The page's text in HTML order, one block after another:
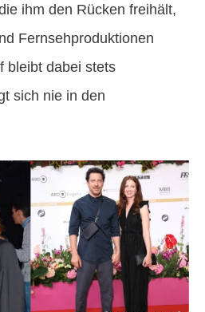
ihm den Rücken freihält,
Fernsehproduktionen
bleibt dabei stets
sich nie in den